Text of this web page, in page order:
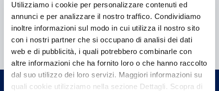
Utilizziamo i cookie per personalizzare contenuti ed
annunci e per analizzare il nostro traffico. Condividiamo
inoltre informazioni sul modo in cui utilizza il nostro sito
con i nostri partner che si occupano di analisi dei dati
web e di pubblicità, i quali potrebbero combinarle con
altre informazioni che ha fornito loro o che hanno raccolto
dal suo utilizzo dei loro servizi. Maggiori informazioni su
quali cookie utilizziamo nella sezione Dettagli. Scopra di
Hai bisogno di
informazioni?
Trova l'Agenzia più vicina a te e parla con
un nostro Agente.